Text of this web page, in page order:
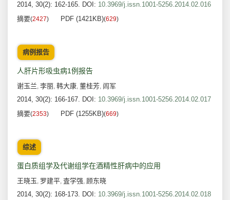
2014, 30(2): 162-165. DOI: 10.3969/j.issn.1001-5256.2014.02.016
摘要(2427) PDF (1421KB)(629)
病例报告
人肝片形吸虫病1例报告
谢玉兰, 李丽, 韩大康, 董桂芳, 闾军
2014, 30(2): 166-167. DOI: 10.3969/j.issn.1001-5256.2014.02.017
摘要(2353) PDF (1255KB)(669)
综述
蛋白质组学及代谢组学在酒精性肝病中的应用
王晓玉, 罗建平, 査学强, 顾东晓
2014, 30(2): 168-173. DOI: 10.3969/j.issn.1001-5256.2014.02.018